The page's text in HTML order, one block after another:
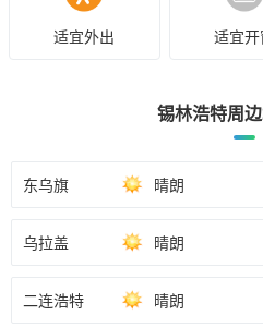
适宜外出 适宜开
锡林浩特周
东乌旗 晴朗
乌拉盖 晴朗
二连浩特 晴朗